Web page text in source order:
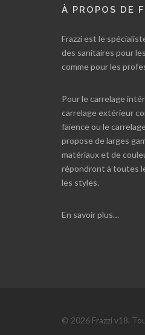
À PROPOS DE
Frazzi est le
des sanitaires pour
comme pour les
Pour le carrelage
carrelage extérieur
faïence ou le
propose de larges
matériaux et de
répondront à toutes
les styles.
En savoir plus…
© 2026 Frazzi v18.